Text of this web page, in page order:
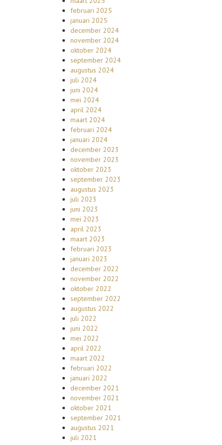
februari 2025
januari 2025
december 2024
november 2024
oktober 2024
september 2024
augustus 2024
juli 2024
juni 2024
mei 2024
april 2024
maart 2024
februari 2024
januari 2024
december 2023
november 2023
oktober 2023
september 2023
augustus 2023
juli 2023
juni 2023
mei 2023
april 2023
maart 2023
februari 2023
januari 2023
december 2022
november 2022
oktober 2022
september 2022
augustus 2022
juli 2022
juni 2022
mei 2022
april 2022
maart 2022
februari 2022
januari 2022
december 2021
november 2021
oktober 2021
september 2021
augustus 2021
juli 2021